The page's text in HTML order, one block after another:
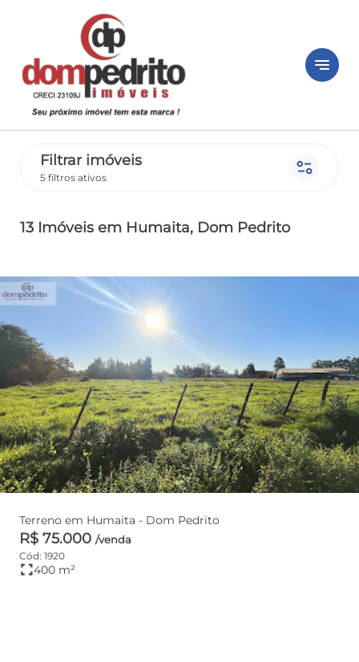
notes
Filtrar imóveis
5 filtros ativos page_info
13 Imóveis em Humaita, Dom Pedrito
Terreno em Humaita - Dom Pedrito
R$ 75.000 /venda
Cód: 1920
fullscreen400 m²